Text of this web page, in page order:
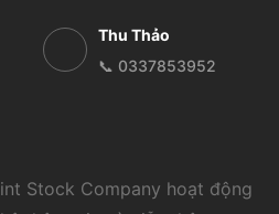
Thu Thảo
📞 0337853952
Stock Company hoạt động